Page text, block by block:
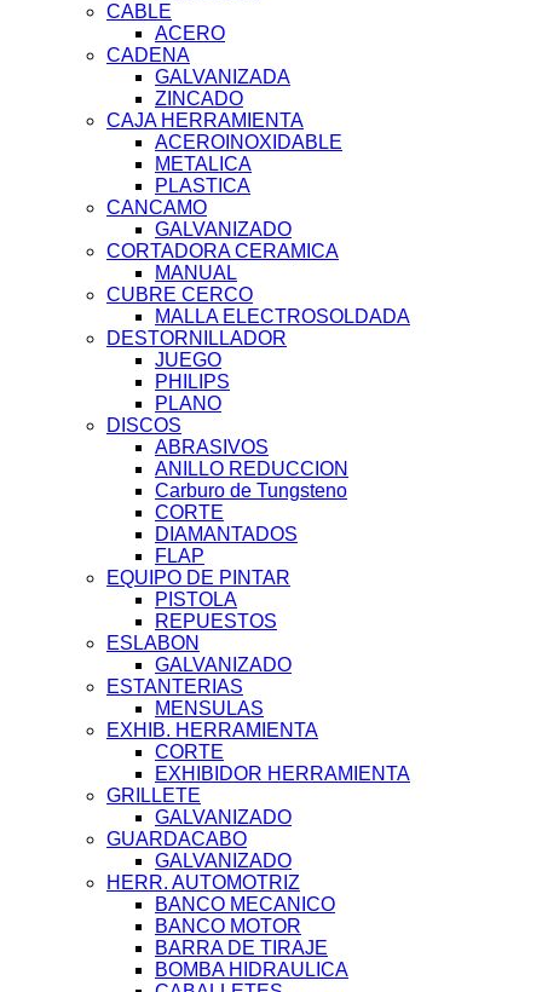
CABLE
ACERO
CADENA
GALVANIZADA
ZINCADO
CAJA HERRAMIENTA
ACEROINOXIDABLE
METALICA
PLASTICA
CANCAMO
GALVANIZADO
CORTADORA CERAMICA
MANUAL
CUBRE CERCO
MALLA ELECTROSOLDADA
DESTORNILLADOR
JUEGO
PHILIPS
PLANO
DISCOS
ABRASIVOS
ANILLO REDUCCION
Carburo de Tungsteno
CORTE
DIAMANTADOS
FLAP
EQUIPO DE PINTAR
PISTOLA
REPUESTOS
ESLABON
GALVANIZADO
ESTANTERIAS
MENSULAS
EXHIB. HERRAMIENTA
CORTE
EXHIBIDOR HERRAMIENTA
GRILLETE
GALVANIZADO
GUARDACABO
GALVANIZADO
HERR. AUTOMOTRIZ
BANCO MECANICO
BANCO MOTOR
BARRA DE TIRAJE
BOMBA HIDRAULICA